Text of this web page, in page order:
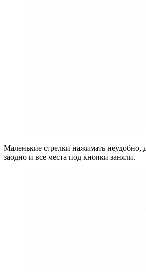
Маленькие стрелки нажимать неудобно,
заодно и все места под кнопки заняли.